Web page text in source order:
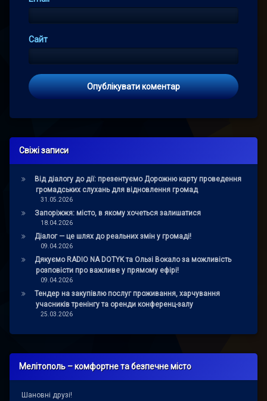
Сайт
Свіжі записи
Від діалогу до дії: презентуємо Дорожню карту проведення
громадських слухань для відновлення громад
31.05.2026
Запоріжжя: місто, в якому хочеться залишатися
18.04.2026
Діалог — це шлях до реальних змін у громаді!
09.04.2026
Дякуємо RADIO NA DOTYK та Ользі Вокало за можливість
розповісти про важливе у прямому ефірі!
09.04.2026
Тендер на закупівлю послуг проживання, харчування
учасників тренінгу та оренди конференц-залу
25.03.2026
Мелітополь – комфортне та безпечне місто
Шановні друзі!